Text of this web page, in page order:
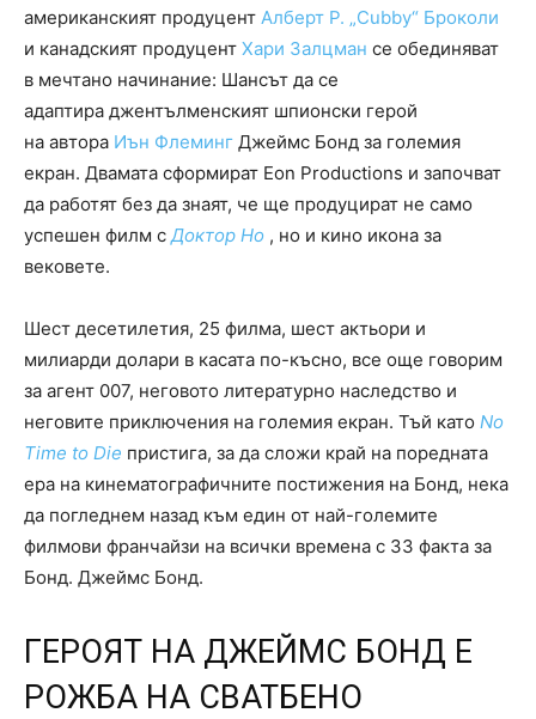
американският продуцент Алберт Р. „Cubby“ Броколи
и канадският продуцент Хари Залцман се обединяват
в мечтано начинание: Шансът да се
адаптира джентълменският шпионски герой
на автора Иън Флеминг Джеймс Бонд за големия
екран. Двамата сформират Eon Productions и започват
да работят без да знаят, че ще продуцират не само
успешен филм сДоктор Но , но и кино икона за
вековете.
Шест десетилетия, 25 филма, шест актьори и
милиарди долари в касата по-късно, все още говорим
за агент 007, неговото литературно наследство и
неговите приключения на големия екран. Тъй като No
Time to Die пристига, за да сложи край на поредната
ера на кинематографичните постижения на Бонд, нека
да погледнем назад към един от най-големите
филмови франчайзи на всички времена с 33 факта за
Бонд. Джеймс Бонд.
ГЕРОЯТ НА ДЖЕЙМС БОНД Е
РОЖБА НА СВАТБЕНО